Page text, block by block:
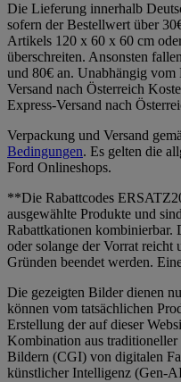
Die Lieferung innerhalb
sofern der Bestellwert über
Artikels 120 x 60 x 60 cm
überschreiten. Ansonsten
und 80€ an. Unabhängig vom
Versand nach Österreich
Express-Versand nach
Verpackung und Versand
Bedingungen. Es gelten die
Ford Onlineshops.
**Die Rabattcodes
ausgewählte Produkte und
Rabattkationen kombinierbar.
oder solange der Vorrat reicht
Gründen beendet werden.
Die gezeigten Bilder dienen
können vom tatsächlichen
Erstellung der auf dieser
Kombination aus
Bildern (CGI) von digitalen
künstlicher Intelligenz (Gen-